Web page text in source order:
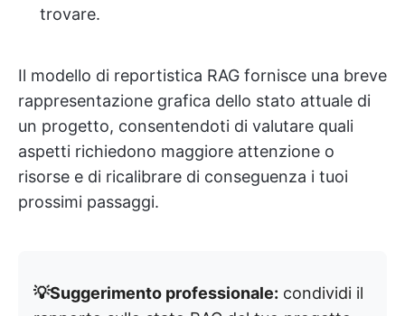
trovare.
Il modello di reportistica RAG fornisce una breve
rappresentazione grafica dello stato attuale di
un progetto, consentendoti di valutare quali
aspetti richiedono maggiore attenzione o
risorse e di ricalibrare di conseguenza i tuoi
prossimi passaggi.
💡Suggerimento professionale: condividi il